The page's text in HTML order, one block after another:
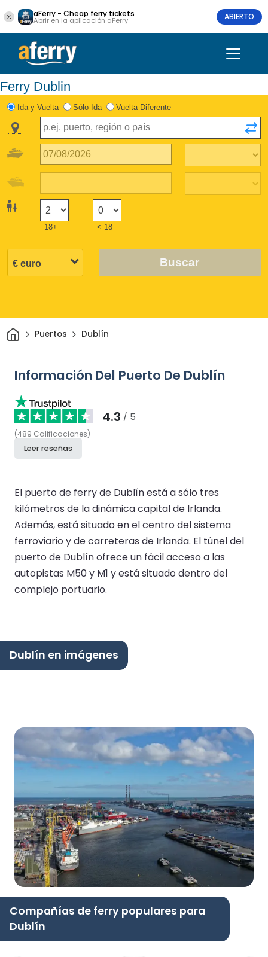
aFerry - Cheap ferry tickets
Abrir en la aplicación aFerry ABIERTO
Ferry Dublin
Ida y Vuelta Sólo Ida Vuelta Diferente
18+ < 18
Buscar
InicioPuertos Dublín
Información Del Puerto De Dublín
4.3 / 5
(489 Calificaciones)
Leer reseñas
El puerto de ferry de Dublín está a sólo tres
kilómetros de la dinámica capital de Irlanda.
Además, está situado en el centro del sistema
ferroviario y de carreteras de Irlanda. El túnel del
puerto de Dublín ofrece un fácil acceso a las
autopistas M50 y M1 y está situado dentro del
complejo portuario.
Dublín en imágenes
Compañías de ferry populares para
Dublín